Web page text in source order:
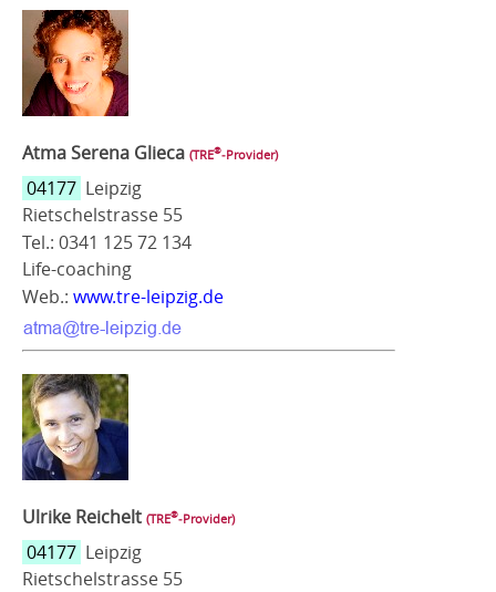
Atma Serena Glieca (TRE®‑Provider)
04177 Leipzig
Rietschelstrasse 55
Tel.: 0341 125 72 134
Life-coaching
Web.: www.tre-leipzig.de
Ulrike Reichelt (TRE®‑Provider)
04177 Leipzig
Rietschelstrasse 55